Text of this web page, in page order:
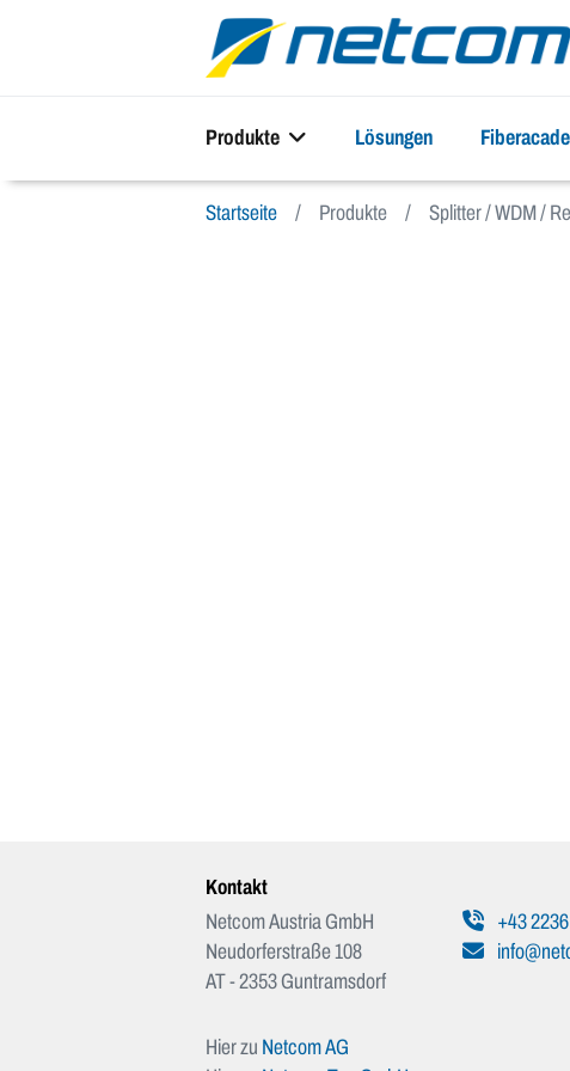
Produkte Lösungen
Startseite Produkte Splitter / WDM /
Kontakt
Netcom Austria GmbH
Neudorferstraße 108
AT - 2353 Guntramsdorf
+43
Hier zu Netcom AG